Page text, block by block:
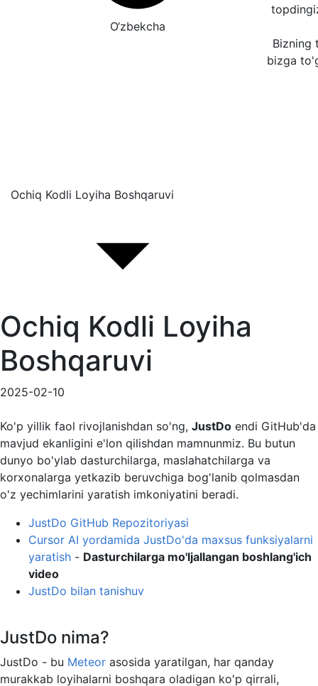
O‘zbekcha
Bizning
bizga
Ochiq Kodli Loyiha Boshqaruvi
Ochiq Kodli Loyiha
Boshqaruvi
2025-02-10
Ko'p yillik faol rivojlanishdan so'ng, JustDo endi GitHub'da
mavjud ekanligini e'lon qilishdan mamnunmiz. Bu butun
dunyo bo'ylab dasturchilarga, maslahatchilarga va
korxonalarga yetkazib beruvchiga bog'lanib qolmasdan
o'z yechimlarini yaratish imkoniyatini beradi.
JustDo GitHub Repozitoriyasi
Cursor AI yordamida JustDo'da maxsus funksiyalarni
yaratish - Dasturchilarga mo'ljallangan boshlang'ich
video
JustDo bilan tanishuv
JustDo nima?
JustDo - bu Meteor asosida yaratilgan, har qanday
murakkab loyihalarni boshqara oladigan ko'p qirrali,